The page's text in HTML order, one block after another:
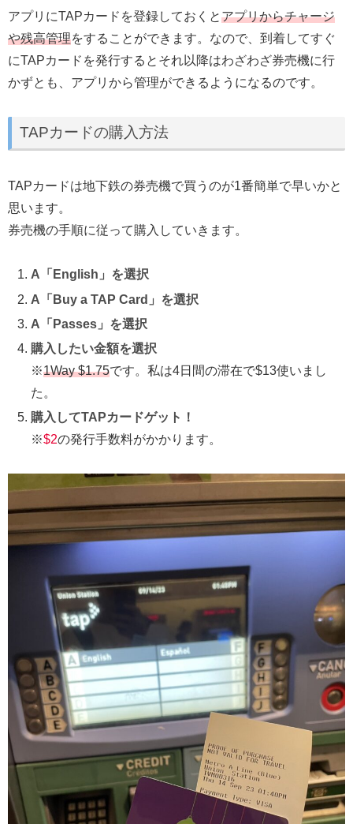
アプリにTAPカードを登録しておくとアプリからチャージ
や残高管理をすることができます。なので、到着してすぐ
にTAPカードを発行するとそれ以降はわざわざ券売機に行
かずとも、アプリから管理ができるようになるのです。
TAPカードの購入方法
TAPカードは地下鉄の券売機で買うのが1番簡単で早いかと
思います。
券売機の手順に従って購入していきます。
A「English」を選択
A「Buy a TAP Card」を選択
A「Passes」を選択
購入したい金額を選択
※1Way $1.75です。私は4日間の滞在で$13使いまし
た。
購入してTAPカードゲット！
※$2の発行手数料がかかります。